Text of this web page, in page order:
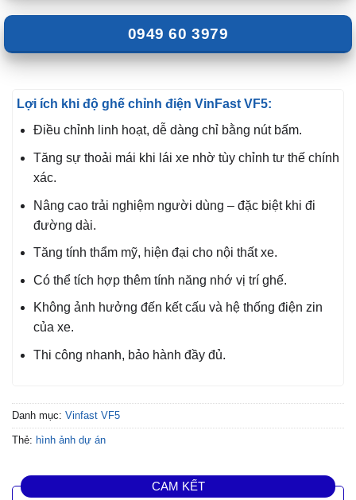
0949 60 3979
Lợi ích khi độ ghế chỉnh điện VinFast VF5:
Điều chỉnh linh hoạt, dễ dàng chỉ bằng nút bấm.
Tăng sự thoải mái khi lái xe nhờ tùy chỉnh tư thế chính
xác.
Nâng cao trải nghiệm người dùng – đặc biệt khi đi
đường dài.
Tăng tính thẩm mỹ, hiện đại cho nội thất xe.
Có thể tích hợp thêm tính năng nhớ vị trí ghế.
Không ảnh hưởng đến kết cấu và hệ thống điện zin
của xe.
Thi công nhanh, bảo hành đầy đủ.
Danh mục: Vinfast VF5
Thẻ: hình ảnh dự án
CAM KẾT